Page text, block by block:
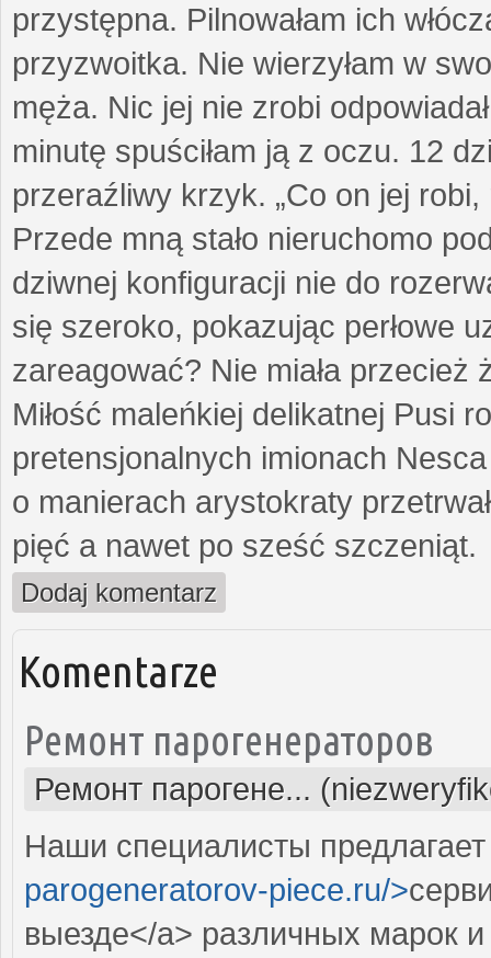
przystępna. Pilnowałam ich
przyzwoitka. Nie wierzyłam w
męża. Nic jej nie zrobi
minutę spuściłam ją z oczu. 12
przeraźliwy krzyk. „Co on jej
Przede mną stało nieruchomo
dziwnej konfiguracji nie do
się szeroko, pokazując perłowe
zareagować? Nie miała przecież
Miłość maleńkiej delikatnej Pusi
pretensjonalnych imionach
o manierach arystokraty
pięć a nawet po sześć szczeniąt.
Dodaj komentarz
Komentarze
Ремонт парогенераторов
Ремонт парогене...
Наши специалисты
parogeneratorov-piece.ru/>
выезде</a> различных марок